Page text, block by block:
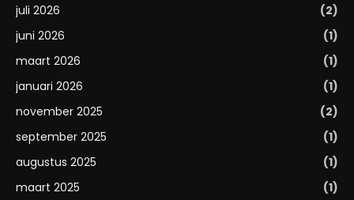
juli 2026
(2)
juni 2026
(1)
maart 2026
(1)
januari 2026
(1)
november 2025
(2)
september 2025
(1)
augustus 2025
(1)
maart 2025
(1)